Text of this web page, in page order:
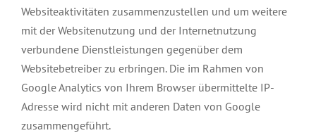
Websiteaktivitäten zusammenzustellen und um weitere
mit der Websitenutzung und der Internetnutzung
verbundene Dienstleistungen gegenüber dem
Websitebetreiber zu erbringen. Die im Rahmen von
Google Analytics von Ihrem Browser übermittelte IP-
Adresse wird nicht mit anderen Daten von Google
zusammengeführt.